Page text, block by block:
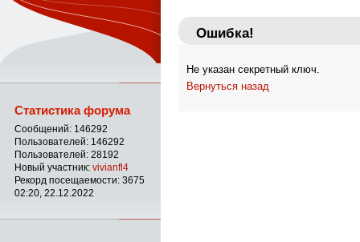
Ошибка!
Не указан секретный ключ.
Вернуться назад
Статистика форума
Сообщений: 146292
Пользователей: 146292
Пользователей: 28192
Новый участник: vivianfl4
Рекорд посещаемости: 3675
02:20, 22.12.2022